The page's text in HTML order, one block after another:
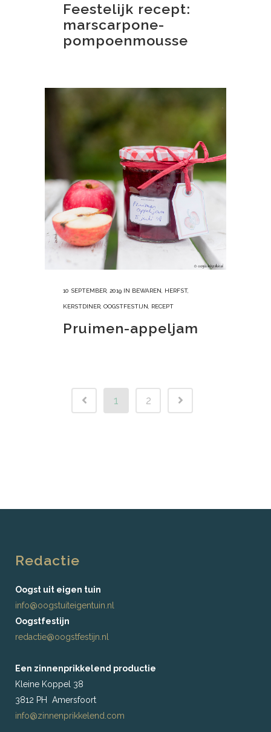
Feestelijk recept:
marscarpone-
pompoenmousse
10 SEPTEMBER, 2019 IN BEWAREN HERFST,
KERSTDINER OOGSTFESTIJN RECEPT
Pruimen-appeljam
1 2
Redactie
Oogst uit eigen tuin
info@oogstuiteigentuin.nl
Oogstfestijn
redactie@oogstfestijn.nl
Een zinnenprikkelend productie
Kleine Koppel 38
3812 PH Amersfoort
info@zinnenprikkelend.com